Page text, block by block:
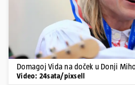
Domagoj Vida na doček u Donji
Video: 24sata/pixsell